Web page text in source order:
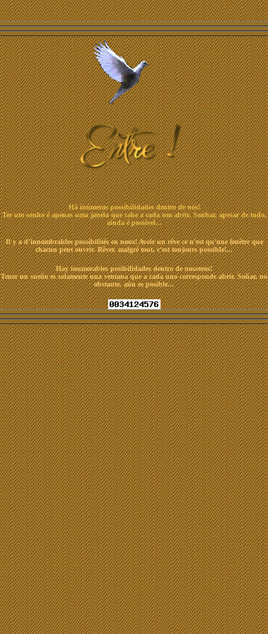
Há inúmeras possibilidades dentro de nós!
Ter um sonho é apenas uma janela que cabe a cada um abrir. Sonhar, apesar de tudo,
ainda é possível...
Il y a d'innombrables possibilités en nous! Avoir un rêve ce n'est qu'une fenêtre que
chacun peut ouvrir. Rêver, malgré tout, c'est toujours possible!...
Hay inumerables posibilidades dentro de nosotros!
Tener un sueño es solamente una ventana que a cada uno corresponde abrir. Soñar, no
obstante, aún es posible...